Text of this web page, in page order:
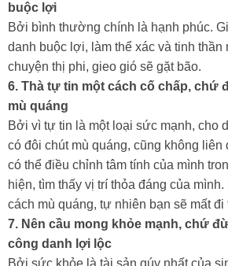
buộc lợi
Bởi bình thường chính là hạnh phúc.
danh buộc lợi, làm thể xác và tinh thần
chuyện thị phi, gieo gió sẽ gặt bão.
6. Thà tự tin một cách cố chấp, chứ
mù quáng
Bởi vì tự tin là một loại sức mạnh, cho
có đôi chút mù quáng, cũng không liên
có thể điều chỉnh tâm tính của mình
hiện, tìm thấy vị trí thỏa đáng của
cách mù quáng, tự nhiên bạn sẽ mất đi
7. Nên cầu mong khỏe mạnh, chứ
công danh lợi lộc
Bởi sức khỏe là tài sản qúy nhất của